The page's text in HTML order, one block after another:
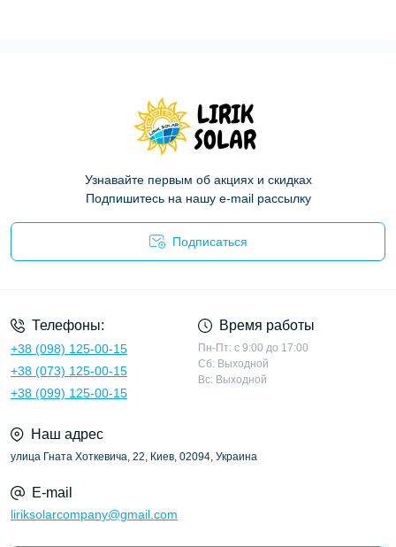
Узнавайте первым об акциях и скидках
Подпишитесь на нашу e-mail рассылку
Подписаться
Телефоны:
+38 (098) 125-00-15
+38 (073) 125-00-15
+38 (099) 125-00-15
Время работы
Пн-Пт: с 9:00 до 17:00
Сб: Выходной
Вс: Выходной
Наш адрес
улица Гната Хоткевича, 22, Киев, 02094, Украина
E-mail
liriksolarcompany@gmail.com